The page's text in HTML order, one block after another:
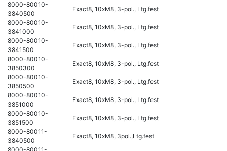
8000-80010-
3840500
Exact8, 10xM8, 3-pol., Ltg.fest
8000-80010-
3841000
Exact8, 10xM8, 3-pol., Ltg.fest
8000-80010-
3841500
Exact8, 10xM8, 3-pol., Ltg.fest
8000-80010-
3850300
Exact8, 10xM8, 3-pol., Ltg.fest
8000-80010-
3850500
Exact8, 10xM8, 3-pol., Ltg.fest
8000-80010-
3851000
Exact8, 10xM8, 3-pol., Ltg.fest
8000-80010-
3851500
Exact8, 10xM8, 3-pol., Ltg.fest
8000-80011-
3840500
Exact8, 10xM8, 3pol.,Ltg.fest